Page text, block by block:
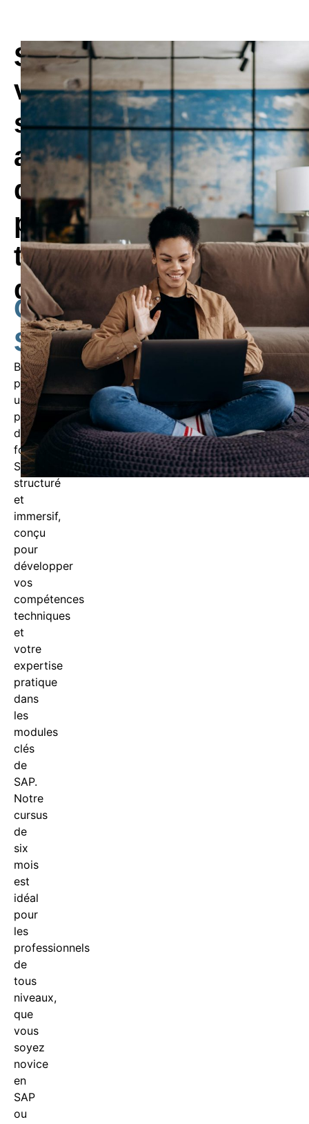
Stimulez
votre
succès
avec
des
produits
très
demandés
Compétences
SAP
BandeSoft
propose
un
programme
de
formation
SAP
structuré
et
immersif,
conçu
pour
développer
vos
compétences
techniques
et
votre
expertise
pratique
dans
les
modules
clés
de
SAP.
Notre
cursus
de
six
mois
est
idéal
pour
les
professionnels
de
tous
niveaux,
que
vous
soyez
novice
en
SAP
ou